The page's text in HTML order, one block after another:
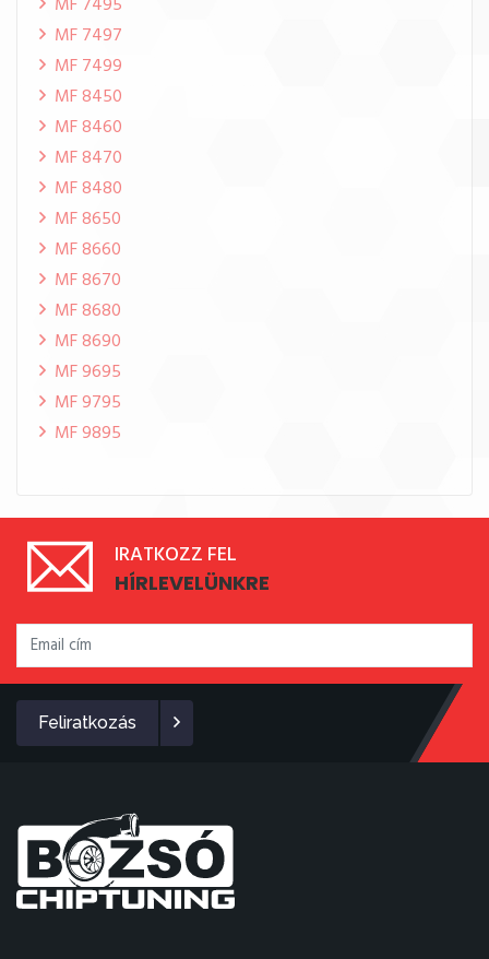
MF 7497
MF 7499
MF 8450
MF 8460
MF 8470
MF 8480
MF 8650
MF 8660
MF 8670
MF 8680
MF 8690
MF 9695
MF 9795
MF 9895
IRATKOZZ FEL
HÍRLEVELÜNKRE
Feliratkozás